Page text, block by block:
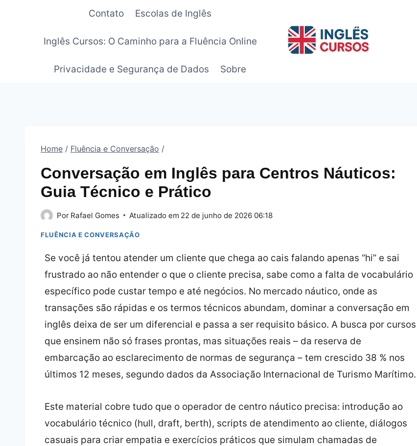
Contato Escolas de Inglês
Inglês Cursos: O Caminho para a Fluência Online
Privacidade e Segurança de Dados Sobre
Home / Fluência e Conversação /
Conversação em Inglês para Centros Náuticos:
Guia Técnico e Prático
Por Rafael Gomes Atualizado em 22 de junho de 2026 06:18
FLUÊNCIA E CONVERSAÇÃO
Se você já tentou atender um cliente que chega ao cais falando apenas “hi” e sai
frustrado ao não entender o que o cliente precisa, sabe como a falta de vocabulário
específico pode custar tempo e até negócios. No mercado náutico, onde as
transações são rápidas e os termos técnicos abundam, dominar a conversação em
inglês deixa de ser um diferencial e passa a ser requisito básico. A busca por cursos
que ensinem não só frases prontas, mas situações reais – da reserva de
embarcação ao esclarecimento de normas de segurança – tem crescido 38 % nos
últimos 12 meses, segundo dados da Associação Internacional de Turismo Marítimo.
Este material cobre tudo que o operador de centro náutico precisa: introdução ao
vocabulário técnico (hull, draft, berth), scripts de atendimento ao cliente, diálogos
casuais para criar empatia e exercícios práticos que simulam chamadas de